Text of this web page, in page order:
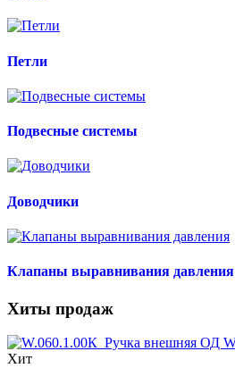
Петли
Подвесные системы
Доводчики
Клапаны выравнивания давления
Хиты продаж
Хит